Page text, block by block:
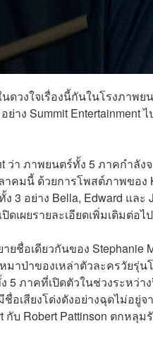
วงใจเรื่องนี้กันในโรงภาพย
าง Summit Entertainment
า ภาพยนตร์ทั้ง 5 ภาคกำลัง
มนี้ ด้วยการโพสต์ภาพของ
3 อย่าง Bella, Edward แล
เผยรายละเอียดเพิ่มเติมต่อไ
ชื่อเดียวกันของ Stephanie
มาป่าของเหล่าตัวละครวัยรุ่
ภาคที่เปิดตัวในช่วงระหว่าง
เสียงโด่งดังอย่างฉุดไม่อยู่จ
บ Robert Pattinson ตกหลุ